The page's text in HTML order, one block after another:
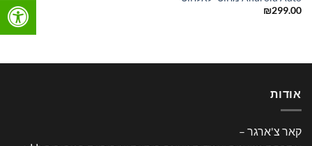
₪299.00
אודות
קאר צ'ארגר –